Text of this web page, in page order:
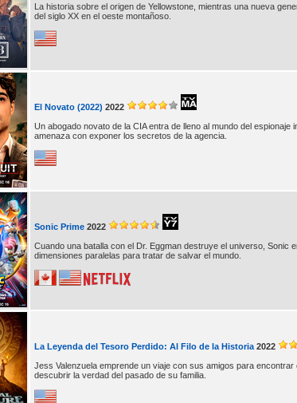
La historia sobre el origen de Yellowstone, mientras una nueva
del siglo XX en el oeste montañoso.
El Novato (2022) 2022
Un abogado novato de la CIA entra de lleno al mundo del espionaje
amenaza con exponer los secretos de la agencia.
Sonic Prime 2022
Cuando una batalla con el Dr. Eggman destruye el universo, Sonic
dimensiones paralelas para tratar de salvar el mundo.
La Leyenda del Tesoro Perdido: Al Filo de la Historia 2022
Jess Valenzuela emprende un viaje con sus amigos para
descubrir la verdad del pasado de su familia.